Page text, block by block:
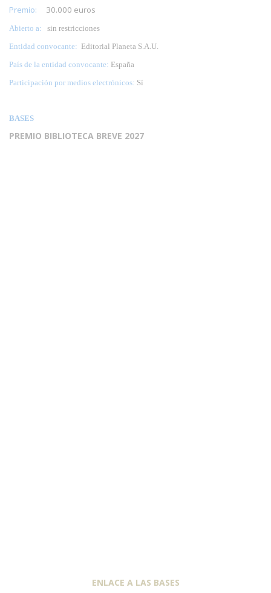
Premio: 30.000 euros
Abierto a:
sin restricciones
Entidad convocante: Editorial Planeta S.A.U.
País de la entidad convocante: España
Participación por medios electrónicos: Sí
BASES
PREMIO BIBLIOTECA BREVE 2027
ENLACE A LAS BASES